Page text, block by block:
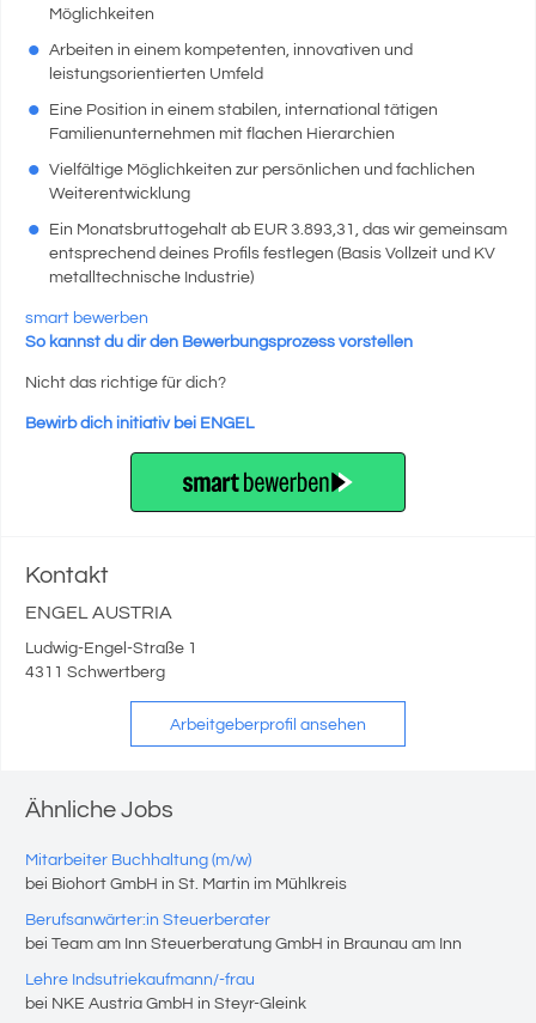
Möglichkeiten
Arbeiten in einem kompetenten, innovativen und
leistungsorientierten Umfeld
Eine Position in einem stabilen, international tätigen
Familienunternehmen mit flachen Hierarchien
Vielfältige Möglichkeiten zur persönlichen und fachlichen
Weiterentwicklung
Ein Monatsbruttogehalt ab EUR 3.893,31, das wir gemeinsam
entsprechend deines Profils festlegen (Basis Vollzeit und KV
metalltechnische Industrie)
smart bewerben
So kannst du dir den Bewerbungsprozess vorstellen
Nicht das richtige für dich?
Bewirb dich initiativ bei ENGEL
Kontakt
ENGEL AUSTRIA
Ludwig-Engel-Straße 1
4311 Schwertberg
Arbeitgeberprofil ansehen
Ähnliche Jobs
Mitarbeiter Buchhaltung (m/w)
bei Biohort GmbH in St. Martin im Mühlkreis
Berufsanwärter:in Steuerberater
bei Team am Inn Steuerberatung GmbH in Braunau am Inn
Lehre Indsutriekaufmann/-frau
bei NKE Austria GmbH in Steyr-Gleink